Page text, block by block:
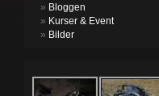
Bloggen
Kurser & Event
Bilder